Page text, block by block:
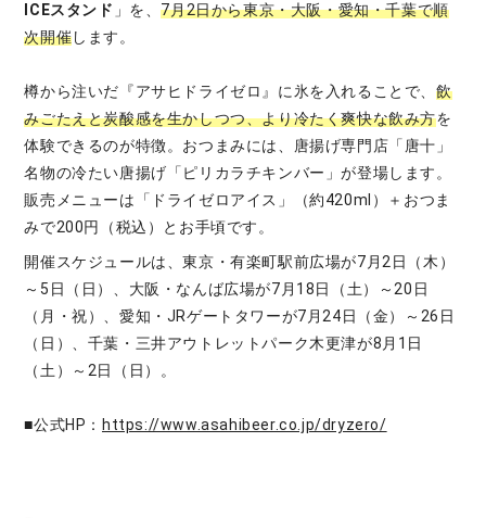
ICEスタンド 」を、7月2日から東京・大阪・愛知・千葉で順
次開催します。
樽から注いだ『アサヒドライゼロ』に氷を入れることで、 飲
みごたえと炭酸感を生かしつつ、より冷たく爽快な飲み方を
体験できるのが特徴。おつまみには、唐揚げ専門店「唐十」
名物の冷たい唐揚げ「ピリカラチキンバー」が登場します。
販売メニューは「ドライゼロアイス」（約420ml）＋おつま
みで200円（税込）とお手頃です。
開催スケジュールは、東京・有楽町駅前広場が7月2日（木）
～5日（日）、大阪・なんば広場が7月18日（土）～20日
（月・祝）、愛知・JRゲートタワーが7月24日（金）～26日
（日）、千葉・三井アウトレットパーク木更津が8月1日
（土）～2日（日）。
■公式HP： https://www.asahibeer.co.jp/dryzero/